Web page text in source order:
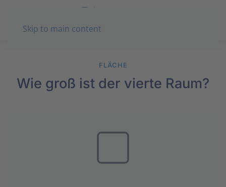
Skip to main content
FLÄCHE
Wie groß ist der vierte Raum?